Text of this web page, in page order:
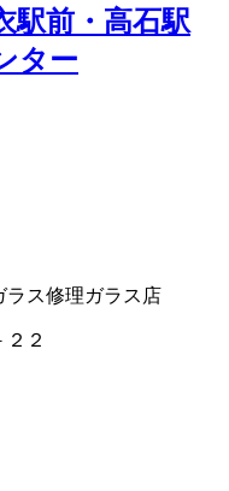
駅前・高石駅
ター
ラス修理ガラス店
２